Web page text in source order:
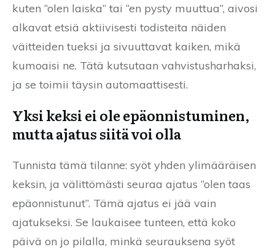
kuten “olen laiska” tai “en pysty muuttua”, aivosi
alkavat etsiä aktiivisesti todisteita näiden
väitteiden tueksi ja sivuuttavat kaiken, mikä
kumoaisi ne. Tätä kutsutaan vahvistusharhaksi,
ja se toimii täysin automaattisesti.
Yksi keksi ei ole epäonnistuminen,
mutta ajatus siitä voi olla
Tunnista tämä tilanne: syöt yhden ylimääräisen
keksin, ja välittömästi seuraa ajatus “olen taas
epäonnistunut”. Tämä ajatus ei jää vain
ajatukseksi. Se laukaisee tunteen, että koko
päivä on jo pilalla, minkä seurauksena syöt